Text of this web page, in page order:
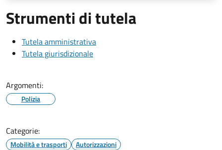
Strumenti di tutela
Tutela amministrativa
Tutela giurisdizionale
Argomenti:
Polizia
Categorie:
Mobilità e trasporti Autorizzazioni